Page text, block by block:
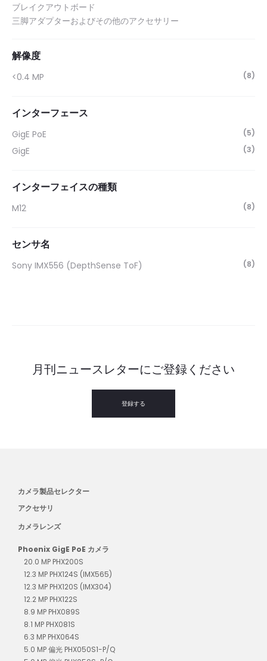
ブレイクアウトボード
三脚アダプターおよびその他のアクセサリー
解像度
<0.4 MP (8)
インターフェース
GigE PoE (5)
GigE (3)
インターフェイスの種類
M12 (8)
センサ名
Sony IMX556 (DepthSense ToF) (8)
月刊ニュースレターにご登録ください
登録する
カメラ製品セレクター
アクセサリ
カメラレンズ
Phoenix GigE PoE カメラ
20.0 MP PHX200S
12.3 MP PHX124S (IMX565)
12.3 MP PHX120S (IMX304)
12.2 MP PHX122S
8.9 MP PHX089S
8.1 MP PHX081S
6.3 MP PHX064S
5.0 MP 偏光 PHX050S1-P/Q